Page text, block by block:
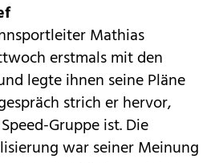
Mathias
erstmals mit den
legte ihnen seine Pläne
strich er hervor,
Gruppe ist. Die
war seiner Meinung